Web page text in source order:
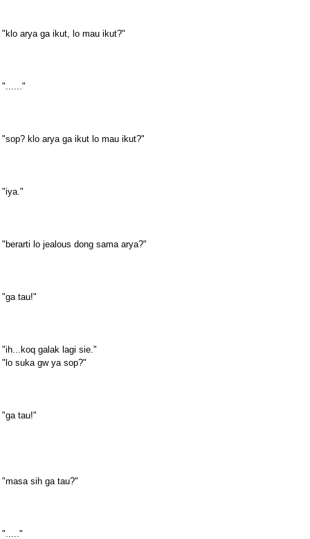
"klo arya ga ikut, lo mau ikut?"
"......"
"sop? klo arya ga ikut lo mau ikut?"
"iya."
"berarti lo jealous dong sama arya?"
"ga tau!"
"ih...koq galak lagi sie."
"lo suka gw ya sop?"
"ga tau!"
"masa sih ga tau?"
"....."